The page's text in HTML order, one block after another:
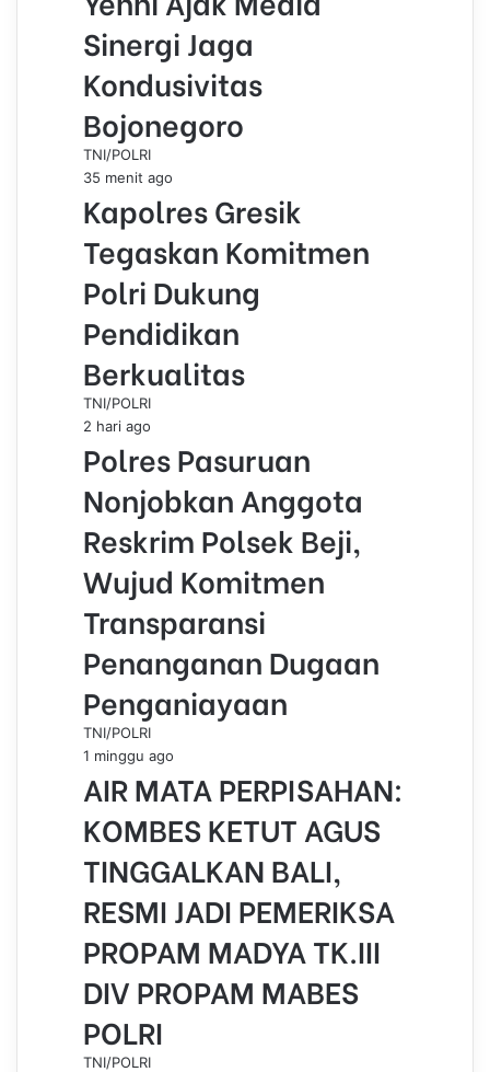
Sinergi Jaga
Kondusivitas
Bojonegoro
TNI/POLRI
35 menit ago
Kapolres Gresik
Tegaskan Komitmen
Polri Dukung
Pendidikan
Berkualitas
TNI/POLRI
2 hari ago
Polres Pasuruan
Nonjobkan Anggota
Reskrim Polsek Beji,
Wujud Komitmen
Transparansi
Penanganan Dugaan
Penganiayaan
TNI/POLRI
1 minggu ago
AIR MATA PERPISAHAN:
KOMBES KETUT AGUS
TINGGALKAN BALI,
RESMI JADI PEMERIKSA
PROPAM MADYA TK.III
DIV PROPAM MABES
POLRI
TNI/POLRI